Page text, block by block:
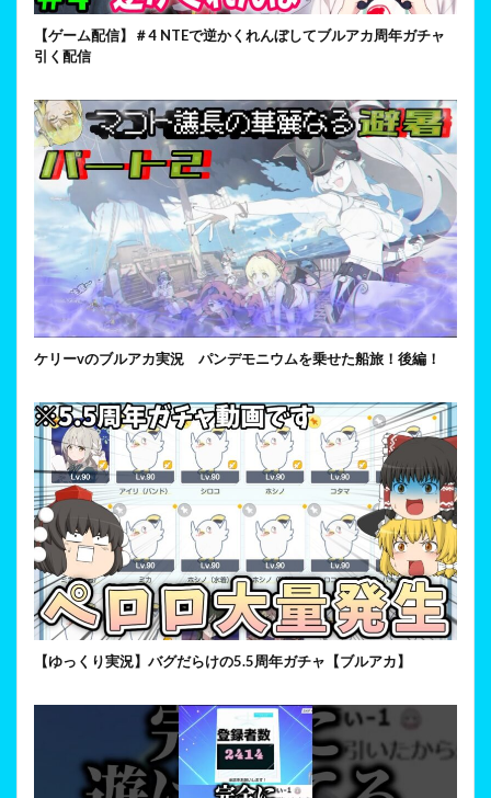
【ゲーム配信】＃4 NTEで逆かくれんぼしてブルアカ周年ガチャ
引く配信
ケリーvのブルアカ実況 パンデモニウムを乗せた船旅！後編！
【ゆっくり実況】バグだらけの5.5周年ガチャ【ブルアカ】